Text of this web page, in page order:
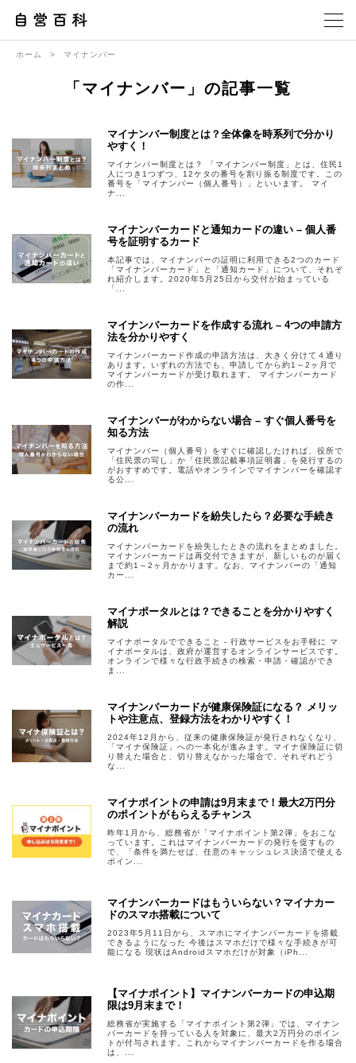
ホーム > マイナンバー
「マイナンバー」の記事一覧
マイナンバー制度とは？全体像を時系列で分かり
やすく！
マイナンバー制度とは？ 「マイナンバー制度」とは、住民1
人につき1つずつ、12ケタの番号を割り振る制度です。この
番号を「マイナンバー（個人番号）」といいます。 マイ
ナ...
マイナンバーカードと通知カードの違い – 個人番
号を証明するカード
本記事では、マイナンバーの証明に利用できる2つのカード
「マイナンバーカード」と「通知カード」について、それぞ
れ紹介します。2020年5月25日から交付が始まっている
「...
マイナンバーカードを作成する流れ – 4つの申請方
法を分かりやすく
マイナンバーカード作成の申請方法は、大きく分けて４通り
あります。いずれの方法でも、申請してから約1～2ヶ月で
マイナンバーカードが受け取れます。 マイナンバーカード
の作...
マイナンバーがわからない場合 – すぐ個人番号を
知る方法
マイナンバー（個人番号）をすぐに確認したければ、役所で
「住民票の写し」か「住民票記載事項証明書」を発行するの
がおすすめです。電話やオンラインでマイナンバーを確認す
る公...
マイナンバーカードを紛失したら？必要な手続き
の流れ
マイナンバーカードを紛失したときの流れをまとめました。
マイナンバーカードは再交付できますが、新しいものが届く
まで約1～2ヶ月かかります。なお、マイナンバーの「通知
カー...
マイナポータルとは？できることを分かりやすく
解説
マイナポータルでできること ‐ 行政サービスをお手軽に マ
イナポータルは、政府が運営するオンラインサービスです。
オンラインで様々な行政手続きの検索・申請・確認ができ
ま...
マイナンバーカードが健康保険証になる？ メリッ
トや注意点、登録方法をわかりやすく！
2024年12月から、従来の健康保険証が発行されなくなり、
「マイナ保険証」への一本化が進みます。マイナ保険証に切
り替えた場合と、切り替えなかった場合で、それぞれどう
な...
マイナポイントの申請は9月末まで！最大2万円分
のポイントがもらえるチャンス
昨年1月から、総務省が「マイナポイント第2弾」をおこな
っています。これはマイナンバーカードの発行を促すもの
で、「条件を満たせば、任意のキャッシュレス決済で使える
ポイン...
マイナンバーカードはもういらない？マイナカー
ドのスマホ搭載について
2023年5月11日から、スマホにマイナンバーカードを搭載
できるようになった 今後はスマホだけで様々な手続きが可
能になる 現状はAndroidスマホだけが対象（iPh...
【マイナポイント】マイナンバーカードの申込期
限は9月末まで！
総務省が実施する「マイナポイント第2弾」では、マイナン
バーカードを持っている人を対象に、最大2万円分のポイン
トが付与されます。これからマイナンバーカードを作る場合
は、...